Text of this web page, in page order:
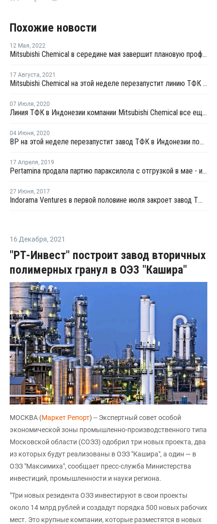
Похожие новости
12 Мая, 2022
Mitsubishi Chemical в середине мая завершит плановую профилактику на линии ТФК № 1 в Индонезии
17 Августа, 2021
Mitsubishi Chemical на этой неделе перезапустит линию ТФК № 2 в Индонезии
07 Июля, 2020
Линия ТФК в Индонезии компании Mitsubishi Chemical все еще остается закрытой
04 Июня, 2020
BP на этой неделе перезапустит завод ТФК в Индонезии после ремонта
17 Апреля, 2019
Pertamina продала партию параксилола с отгрузкой в мае - июне со скидкой
27 Июня, 2017
Indorama Ventures в первой половине июля закроет завод ТФК в Чилегоне на профилактику
16 Декабря, 2021
"РТ-Инвест" построит завод вторичных
полимерных гранул в ОЭЗ "Кашира"
МОСКВА (Маркет Репорт) -- Экспертный совет особой
экономической зоны промышленно-производственного типа
Московской области (СОЭЗ) одобрил три новых проекта, два
из которых будут реализованы в ОЭЗ "Кашира", а один — в
ОЭЗ "Максимиха", сообщает пресс-служба Министерства
инвестиций, промышленности и науки региона.
"Три новых резидента ОЭЗ инвестируют в свои проекты
около 14 млрд рублей и создадут порядка 500 новых рабочих
мест. Это крупные компании, которые разместятся в новых